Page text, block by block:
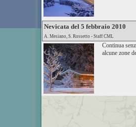
Nevicata del 5 febbraio 2010
A. Mesiano, S. Rossetto - Staff CML
Continua
alcune zone